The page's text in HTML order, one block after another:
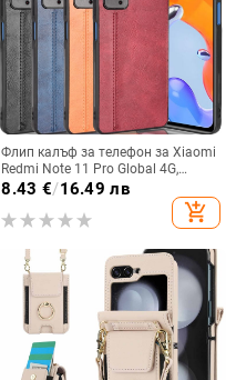
Флип калъф за телефон за Xiaomi
Redmi Note 11 Pro Global 4G,
имитационна кожа, бизнес стил
8.43 €/16.49 лв
add_shopping_cart